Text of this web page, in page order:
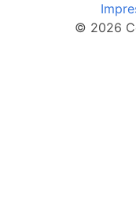
© 2026